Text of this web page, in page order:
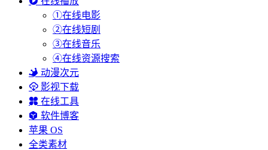
①在线电影
②在线短剧
③在线音乐
④在线资源搜索
动漫次元
影视下载
在线工具
软件博客
苹果 OS
全类素材